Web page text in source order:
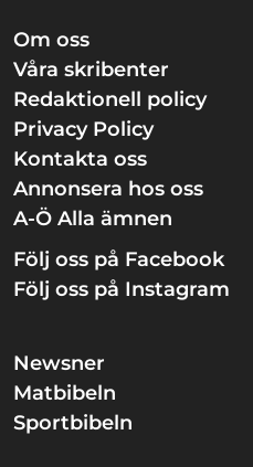
Om oss
Våra skribenter
Redaktionell policy
Privacy Policy
Kontakta oss
Annonsera hos oss
A-Ö Alla ämnen
Följ oss på Facebook
Följ oss på Instagram
Newsner
Matbibeln
Sportbibeln